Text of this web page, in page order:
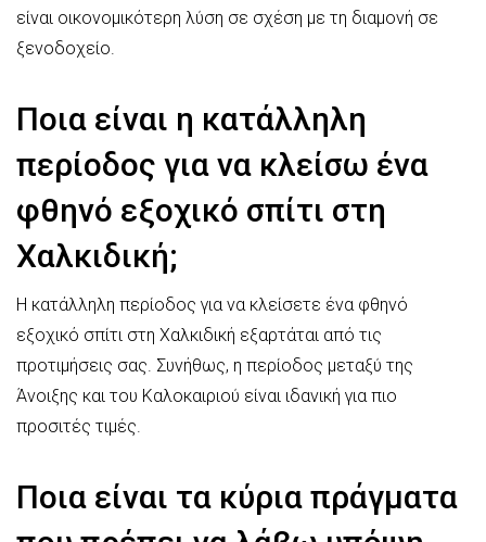
είναι οικονομικότερη λύση σε σχέση με τη διαμονή σε
ξενοδοχείο.
Ποια είναι η κατάλληλη
περίοδος για να κλείσω ένα
φθηνό εξοχικό σπίτι στη
Χαλκιδική;
Η κατάλληλη περίοδος για να κλείσετε ένα φθηνό
εξοχικό σπίτι στη Χαλκιδική εξαρτάται από τις
προτιμήσεις σας. Συνήθως, η περίοδος μεταξύ της
Άνοιξης και του Καλοκαιριού είναι ιδανική για πιο
προσιτές τιμές.
Ποια είναι τα κύρια πράγματα